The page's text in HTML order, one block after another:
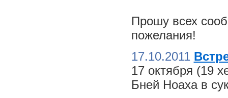
Прошу всех
пожелания!
17.10.2011
17 октября (19
Бней Ноаха в